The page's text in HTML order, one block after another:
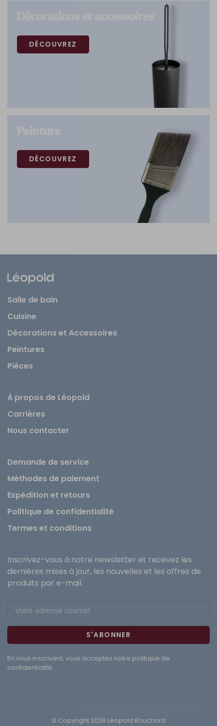
DÉCOUVREZ
DÉCOUVREZ
Salle de bain
Cuisine
Décorations et Accessoires
Peintures
Pièces
À propos de Léopold
Carrières
Nous contacter
Demande de service
Méthodes de paiement
Expédition et retours
Politique de confidentialité
Termes et conditions
Inscrivez-vous à notre newsletter et recevez les
dernières mises à jour, les nouvelles et les offres de
produits par e-mail.
S'ABONNER
En vous inscrivant, vous acceptez notre politique de
confidentialité.
© Copyright 2026 Léopold Bouchard